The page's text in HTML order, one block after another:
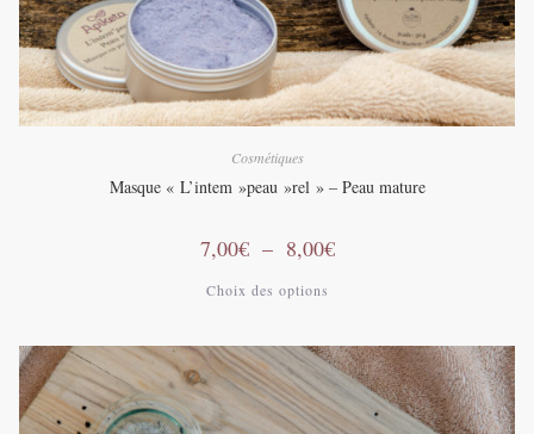
Cosmétiques
Masque « L’intem »peau »rel » – Peau mature
7,00€ – 8,00€Plage
de
Choix des options
variations.
Les
options
peuvent
être